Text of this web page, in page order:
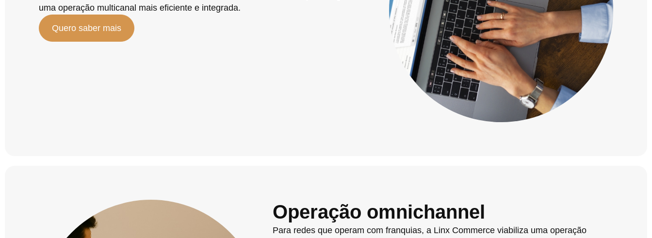
uma operação multicanal mais eficiente e integrada.
Quero saber mais
Operação omnichannel
Para redes que operam com franquias, a Linx Commerce viabiliza uma operação